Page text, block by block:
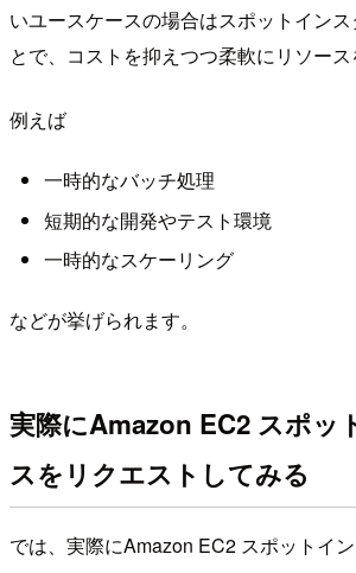
いユースケースの場合はスポットイン
とで、コストを抑えつつ柔軟にリソース
例えば
一時的なバッチ処理
短期的な開発やテスト環境
一時的なスケーリング
などが挙げられます。
実際にAmazon EC2 スポッ
スをリクエストしてみる
では、実際にAmazon EC2 スポットイ